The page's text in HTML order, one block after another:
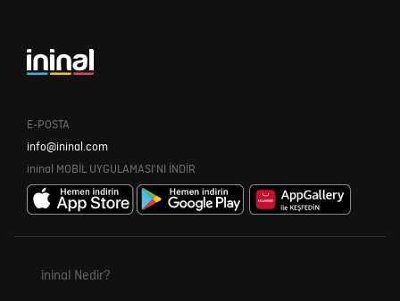
E-POSTA
info@ininal.com
ininal MOBİL UYGULAMASI'NI İNDİR
ininal Nedir?